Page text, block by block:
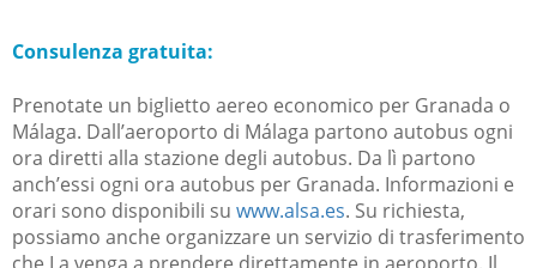
Consulenza gratuita:
Prenotate un biglietto aereo economico per Granada o
Málaga. Dall’aeroporto di Málaga partono autobus ogni
ora diretti alla stazione degli autobus. Da lì partono
anch’essi ogni ora autobus per Granada. Informazioni e
orari sono disponibili su www.alsa.es. Su richiesta,
possiamo anche organizzare un servizio di trasferimento